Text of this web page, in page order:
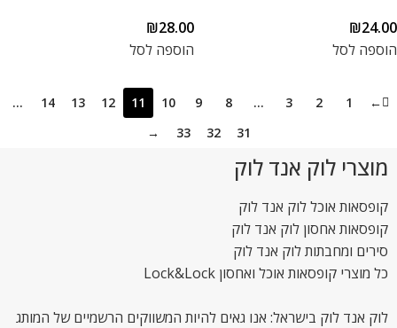
₪24.00
הוספה לסל
₪28.00
הוספה לסל
←
1
2
3
…
8
9
10
11
12
13
14
…
31
32
33
→
מוצרי לוק אנד לוק
קופסאות אוכל לוק אנד לוק
קופסאות אחסון לוק אנד לוק
סירים ומחבתות לוק אנד לוק
כל מוצרי קופסאות אוכל ואחסון Lock&Lock
לוק אנד לוק בישראל: אנו גאים להיות המשווקים הרשמיים של המותג